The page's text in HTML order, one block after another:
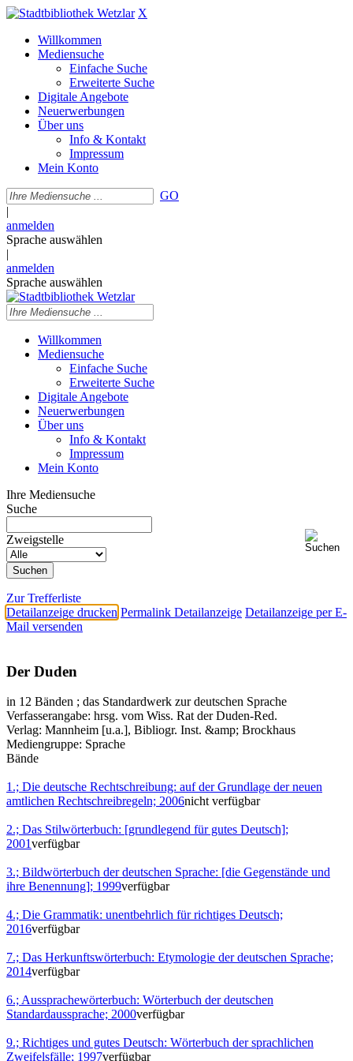
X
Willkommen
Mediensuche
Einfache Suche
Erweiterte Suche
Digitale Angebote
Neuerwerbungen
Über uns
Info & Kontakt
Impressum
Mein Konto
GO
|
anmelden
Sprache auswählen
|
anmelden
Sprache auswählen
Willkommen
Mediensuche
Einfache Suche
Erweiterte Suche
Digitale Angebote
Neuerwerbungen
Über uns
Info & Kontakt
Impressum
Mein Konto
Ihre Mediensuche
Suche
Zweigstelle
Zur Trefferliste
Detailanzeige drucken Permalink Detailanzeige Detailanzeige per E-
Mail versenden
Der Duden
in 12 Bänden ; das Standardwerk zur deutschen Sprache
Verfasserangabe: hrsg. vom Wiss. Rat der Duden-Red.
Verlag: Mannheim [u.a.], Bibliogr. Inst. &amp; Brockhaus
Mediengruppe: Sprache
Bände
1.; Die deutsche Rechtschreibung: auf der Grundlage der neuen
amtlichen Rechtschreibregeln; 2006nicht verfügbar
2.; Das Stilwörterbuch: [grundlegend für gutes Deutsch];
2001verfügbar
3.; Bildwörterbuch der deutschen Sprache: [die Gegenstände und
ihre Benennung]; 1999verfügbar
4.; Die Grammatik: unentbehrlich für richtiges Deutsch;
2016verfügbar
7.; Das Herkunftswörterbuch: Etymologie der deutschen Sprache;
2014verfügbar
6.; Aussprachewörterbuch: Wörterbuch der deutschen
Standardaussprache; 2000verfügbar
9.; Richtiges und gutes Deutsch: Wörterbuch der sprachlichen
Zweifelsfälle; 1997verfügbar